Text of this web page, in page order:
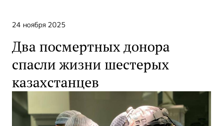
24 ноября 2025
Два посмертных донора
спасли жизни шестерых
казахстанцев